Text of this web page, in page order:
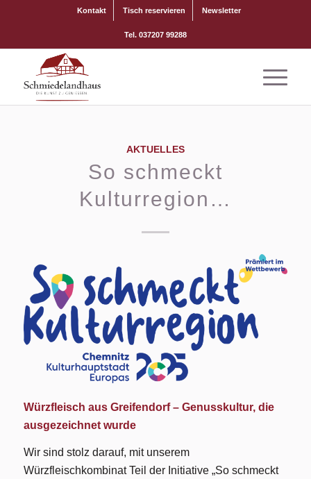
Kontakt Tisch reservieren Newsletter
Tel. 037207 99288
AKTUELLES
So schmeckt
Kulturregion…
Würzfleisch aus Greifendorf – Genusskultur, die
ausgezeichnet wurde
Wir sind stolz darauf, mit unserem
Würzfleischkombinat Teil der Initiative „So schmeckt